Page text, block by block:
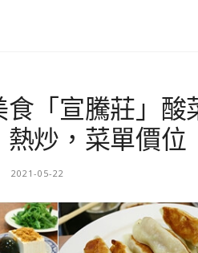
「宣騰莊」
炒，菜單價位
2021-05-22